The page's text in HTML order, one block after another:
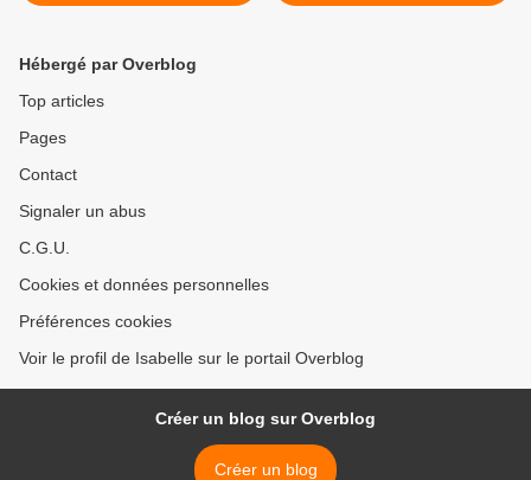
Hébergé par Overblog
Top articles
Pages
Contact
Signaler un abus
C.G.U.
Cookies et données personnelles
Préférences cookies
Voir le profil de Isabelle sur le portail Overblog
Créer un blog sur Overblog
Créer un blog